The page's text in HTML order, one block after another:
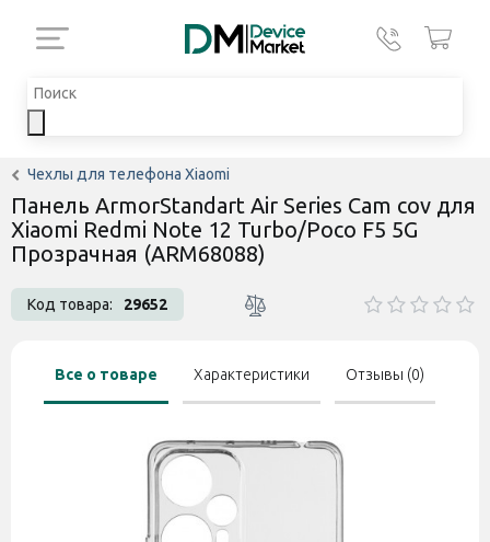
Чехлы для телефона Xiaomi
Панель ArmorStandart Air Series Cam cov для
Xiaomi Redmi Note 12 Turbo/Poco F5 5G
Прозрачная (ARM68088)
Код товара: 29652
Все о товаре Характеристики Отзывы (0)